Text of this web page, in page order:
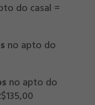
do casal =
no apto do
no apto do